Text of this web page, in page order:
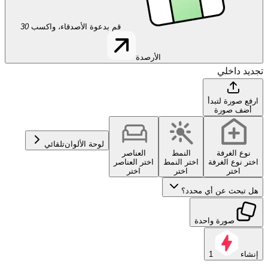
قم بدعوة الأصدقاء، واكسب 30
الأرصدة
تجديد داخلي
ارفع صورة لتبدأ
أضف صورة
نوع الغرفة
اختر نوع الغرفة
اختر
النمط
اختر النمط
اختر
العناصر
اختر العناصر
اختر
لوحة الألوانتلقائي
هل تبحث عن أي محدد؟
صورة واحدة
إنشاء 1